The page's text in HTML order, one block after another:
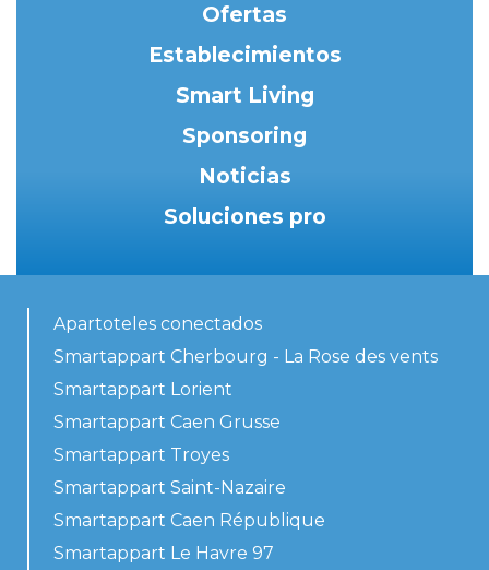
Ofertas
Establecimientos
Smart Living
Sponsoring
Noticias
Soluciones pro
Apartoteles conectados
Smartappart Cherbourg - La Rose des vents
Smartappart Lorient
Smartappart Caen Grusse
Smartappart Troyes
Smartappart Saint-Nazaire
Smartappart Caen République
Smartappart Le Havre 97